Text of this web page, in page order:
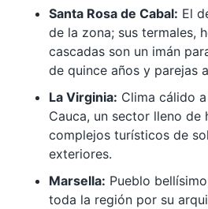
Santa Rosa de Cabal: El
de la zona; sus termales,
cascadas son un imán
de quince años y parejas
La Virginia: Clima cálido
Cauca, un sector lleno de
complejos turísticos de
exteriores.
Marsella: Pueblo
toda la región por su